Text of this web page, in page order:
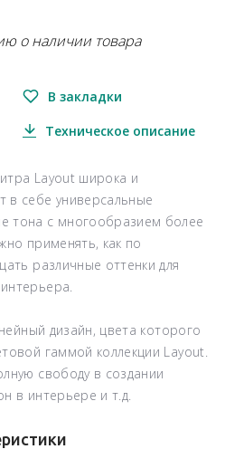
о наличии товара
В закладки
Техническое описание
Layout широка и
в себе универсальные
тона с многообразием более
применять, как по
различные оттенки для
дизайн, цвета которого
гаммой коллекции Layout.
свободу в создании
в интерьере и т.д.